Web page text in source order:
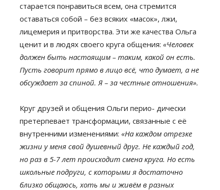
старается понравиться всем, она стремится
оставаться собой – без всяких «масок», лжи,
лицемерия и притворства. Эти же качества Ольга
ценит и в людях своего круга общения: «Человек
должен быть настоящим – таким, какой он есть.
Пусть говорит прямо в лицо всё, что думает, а не
обсуждает за спиной. Я – за честные отношения».
Круг друзей и общения Ольги перио- дически
претерпевает трансформации, связанные с её
внутренними изменениями: «На каждом отрезке
жизни у меня свой душевный друг. Не каждый год,
но раз в 5-7 лет происходит смена круга. Но есть
школьные подруги, с которыми я достаточно
близко общаюсь, хоть мы и живём в разных